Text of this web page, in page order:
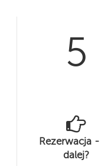
5
Rezerwacja
dalej?